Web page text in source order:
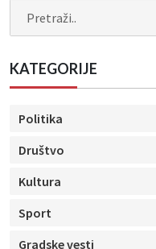
KATEGORIJE
Politika
Društvo
Kultura
Sport
Gradske vesti